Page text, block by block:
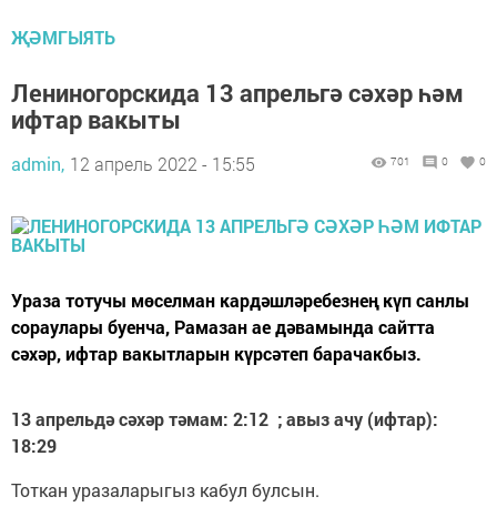
ҖӘМГЫЯТЬ
Лениногорскида 13 апрельгә сәхәр һәм
ифтар вакыты
admin, 12 апрель 2022 - 15:55 701 0 0
Ураза тотучы мөселман кардәшләребезнең күп санлы
сораулары буенча, Рамазан ае дәвамында сайтта
сәхәр, ифтар вакытларын күрсәтеп барачакбыз.
13 апрельдә сәхәр тәмам: 2:12 ; авыз ачу (ифтар):
18:29
Тоткан уразаларыгыз кабул булсын.